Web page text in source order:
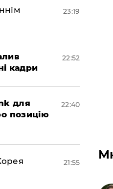
23:19
кадри
22:52
для
позицію
22:40
21:55